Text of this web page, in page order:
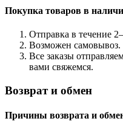
Покупка товаров в
Отправка в течение
Возможен самовывоз.
Все заказы
вами свяжемся.
Возврат и обмен
Причины возврата и